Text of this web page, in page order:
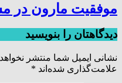
موفقیت مارون در
دیدگاهتان را بنویسید
نشانی ایمیل شما منتشر
علامت‌گذاری شده‌اند *